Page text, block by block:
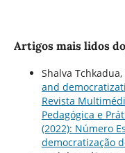
Artigos mais lidos
Shalva
and
Revista
Pedagógica e
(2022): Número
democratização